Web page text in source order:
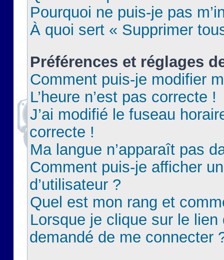
Pourquoi ne puis-je pas
À quoi sert « Supprimer
Préférences et réglages
Comment puis-je modifier
L’heure n’est pas correcte !
J’ai modifié le fuseau
correcte !
Ma langue n’apparaît pas
Comment puis-je afficher
d’utilisateur ?
Quel est mon rang et
Lorsque je clique sur le lien
demandé de me connecter